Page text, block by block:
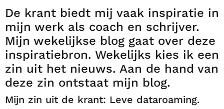
De krant biedt mij vaak inspiratie in
mijn werk als coach en schrijver.
Mijn wekelijkse blog gaat over deze
inspiratiebron. Wekelijks kies ik een
zin uit het nieuws. Aan de hand van
deze zin ontstaat mijn blog.
Mijn zin uit de krant: Leve dataroaming.